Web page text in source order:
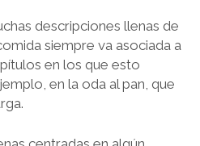
descripciones llenas de
siempre va asociada a
en los que esto
en la oda al pan, que